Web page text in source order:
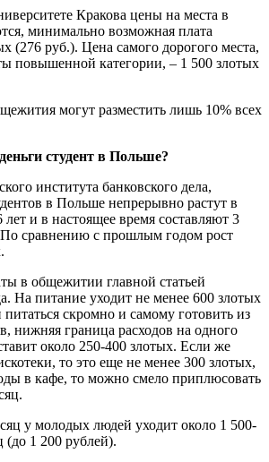
Кракова цены на места в
минимально возможная плата
(276 руб.). Цена самого дорогого места,
повышенной категории, – 1 500 злотых
могут разместить лишь 10% всех
студент в Польше?
института банковского дела,
в Польше непрерывно растут в
лет и в настоящее время составляют 3
По сравнению с прошлым годом рост
в общежитии главной статьей
На питание уходит не менее 600 злотых
питаться скромно и самому готовить из
нижняя граница расходов на одного
около 250-400 злотых. Если же
то это еще не менее 300 злотых,
в кафе, то можно смело приплюсовать
у молодых людей уходит около 1 500-
(до 1 200 рублей).